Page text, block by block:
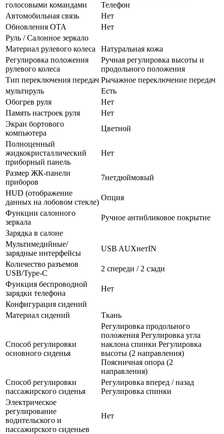
голосовыми командами
Телефон
Автомобильная связь
Нет
Обновления OTA
Нет
Руль / Салонное зеркало
Материал рулевого колеса
Натуральная кожа
Регулировка положения
рулевого колеса
Ручная регулировка высоты и
продольного положения
Тип переключения передач Рычажное переключение передач
мультируль
Есть
Обогрев руля
Нет
Память настроек руля
Нет
Экран бортового
компьютера
Цветной
Полноценный
жидкокристаллический
приборный панель
Нет
Размер ЖК-панели
приборов
7нетдюймовый
HUD (отображение
данных на лобовом стекле)
Опция
Функции салонного
зеркала
Ручное антибликовое покрытие
Зарядка в салоне
Мультимедийные/
зарядные интерфейсы
USB AUXнетIN
Количество разъемов
USB/Type-C
2 спереди / 2 сзади
Функция беспроводной
зарядки телефона
Нет
Конфигурация сидений
Материал сидений
Ткань
Способ регулировки
основного сиденья
Регулировка продольного
положения Регулировка угла
наклона спинки Регулировка
высоты (2 направления)
Поясничная опора (2
направления)
Способ регулировки
пассажирского сиденья
Регулировка вперед / назад
Регулировка спинки
Электрическое
регулирование
водительского и
пассажирского сиденьев
Нет